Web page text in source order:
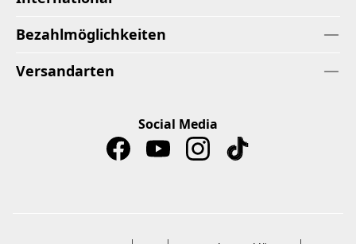
Bezahlmöglichkeiten
Versandarten
Social Media